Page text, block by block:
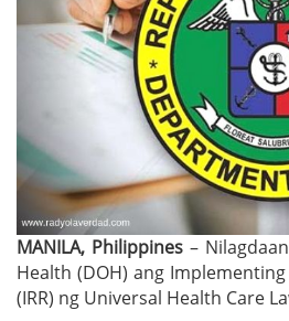
MANILA, Philippines–
Health (DOH) ang
(IRR) ng Universal Health Care